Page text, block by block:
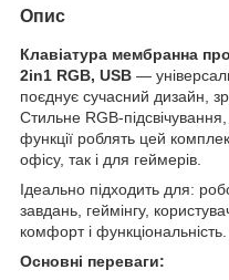
Опис
Клавіатура мембранна
2in1 RGB, USB —
поєднує сучасний дизайн,
Стильне RGB-
функції роблять цей
офісу, так і для геймерів.
Ідеально підходить для:
завдань, геймінгу,
комфорт і функціональність.
Основні переваги: